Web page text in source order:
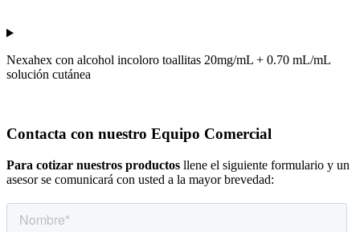
Nexahex con alcohol incoloro toallitas 20mg/mL + 0.70 mL/mL
solución cutánea
Contacta con nuestro Equipo Comercial
Para cotizar nuestros productos llene el siguiente formulario y un
asesor se comunicará con usted a la mayor brevedad: